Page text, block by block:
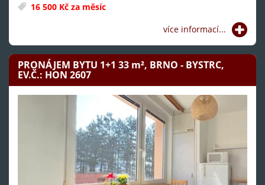
16 500 Kč za měsíc
více informací...
PRONÁJEM BYTU 1+1 33 m², BRNO - BYSTRC,
EV.Č.: HON 2607